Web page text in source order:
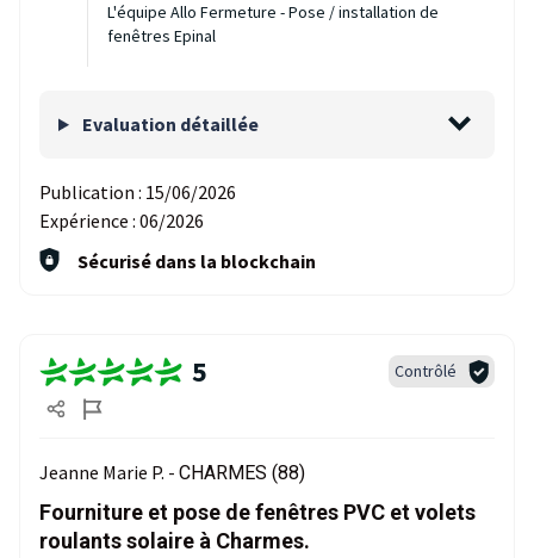
L'équipe Allo Fermeture - Pose / installation de
fenêtres Epinal
Evaluation détaillée
Publication : 15/06/2026
Expérience : 06/2026
Sécurisé dans la blockchain
5 Contrôlé
Jeanne Marie P. - CHARMES (88)
Fourniture et pose de fenêtres PVC et volets
roulants solaire à Charmes.